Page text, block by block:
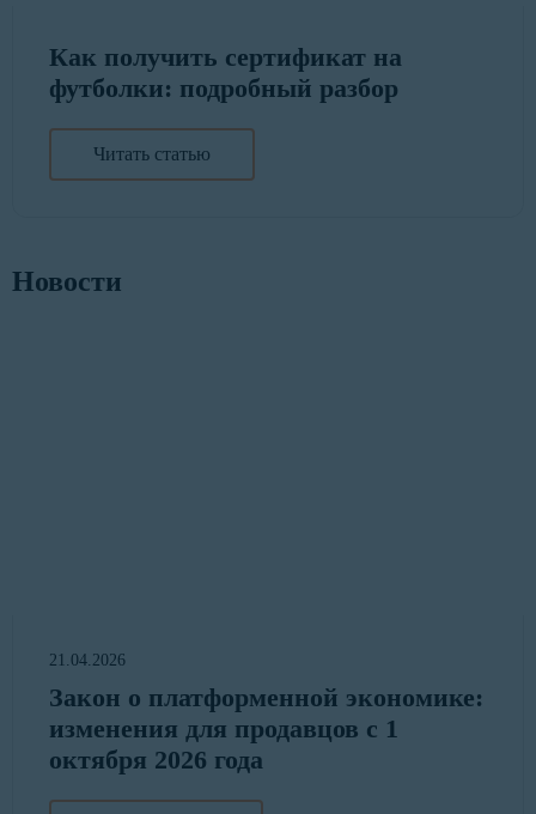
Как получить сертификат на
футболки: подробный разбор
Читать статью
Новости
21.04.2026
Закон о платформенной экономике:
изменения для продавцов с 1
октября 2026 года